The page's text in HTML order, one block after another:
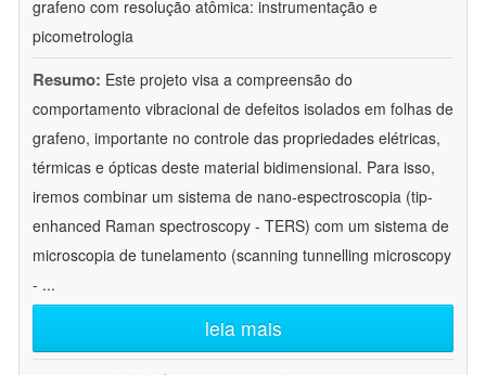
grafeno com resolução atômica: instrumentação e
picometrologia
Resumo: Este projeto visa a compreensão do
comportamento vibracional de defeitos isolados em folhas de
grafeno, importante no controle das propriedades elétricas,
térmicas e ópticas deste material bidimensional. Para isso,
iremos combinar um sistema de nano-espectroscopia (tip-
enhanced Raman spectroscopy - TERS) com um sistema de
microscopia de tunelamento (scanning tunnelling microscopy
- ...
leia mais